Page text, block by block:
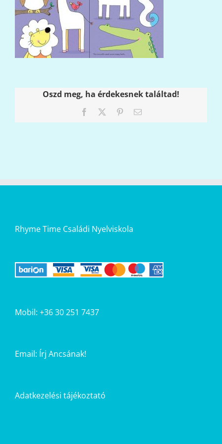
Oszd meg, ha érdekesnek találtad!
Facebook PinterestEmail:
Rhyme Time Családi Nyelviskola
Mobil: +36 30 251 7437
Email: Írj Ancsának!
Adatkezelési tájékoztató